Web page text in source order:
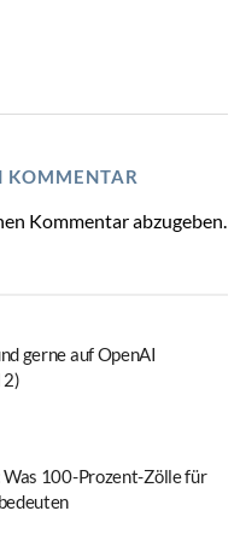
KOMMENTAR
Kommentar abzugeben.
gerne auf OpenAI
2)
100-Prozent-Zölle für